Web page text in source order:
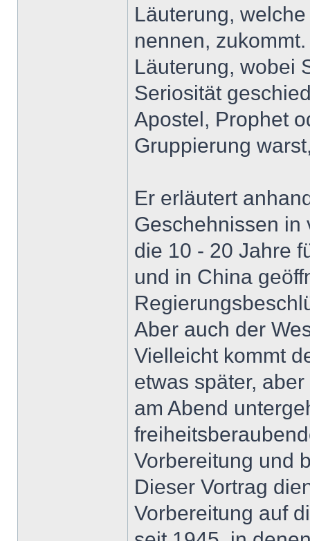
Läuterung,
nennen,
Läuterung, wobei
Seriosität
Apostel, Prophet
Gruppierung
Er erläutert
Geschehnissen in
die 10 - 20 Jahre
und in China
Aber auch der
Vielleicht kommt
etwas später,
am Abend
Vorbereitung und
Dieser Vortrag
Vorbereitung auf